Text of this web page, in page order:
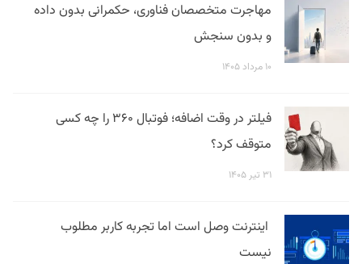
مهاجرت متخصصان فناوری، حکمرانی بدون داده
و بدون سنجش
۱۰ مرداد ۱۴۰۵
فیلتر در وقت اضافه؛ فوتبال ۳۶۰ را چه کسی
متوقف کرد؟
۳۱ تیر ۱۴۰۵
اینترنت وصل است اما تجربه کاربر مطلوب
نیست